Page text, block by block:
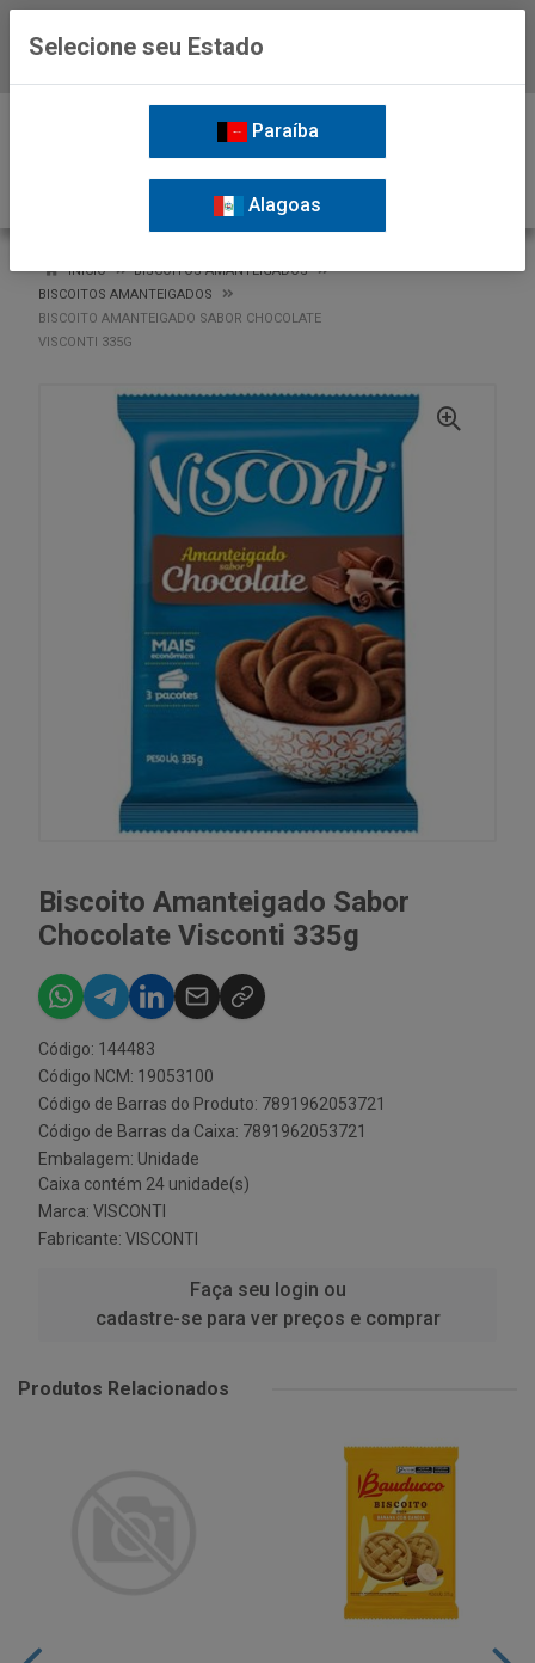
INÍCIO
BISCOITOS AMANTEIGADOS
BISCOITOS AMANTEIGADOS
BISCOITO AMANTEIGADO SABOR CHOCOLATE
VISCONTI 335G
Biscoito Amanteigado Sabor
Chocolate Visconti 335g
Código: 144483
Código NCM: 19053100
Código de Barras do Produto: 7891962053721
Código de Barras da Caixa: 7891962053721
Embalagem: Unidade
Caixa contém 24 unidade(s)
Marca: VISCONTI
Fabricante: VISCONTI
Faça seu login ou
cadastre-se para ver preços e comprar
Produtos Relacionados
Selecione seu Estado
Paraíba
Alagoas